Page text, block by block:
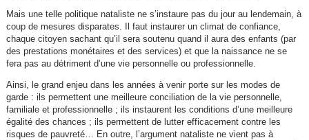
Mais une telle politique nataliste ne s’instaure pas du jour au lendemain, à
coup de mesures disparates. Il faut instaurer un climat de confiance,
chaque citoyen sachant qu’il sera soutenu quand il aura des enfants (par
des prestations monétaires et des services) et que la naissance ne se
fera pas au détriment d’une vie personnelle ou professionnelle.
Ainsi, le grand enjeu dans les années à venir porte sur les modes de
garde : ils permettent une meilleure conciliation de la vie personnelle,
familiale et professionnelle ; ils instaurent les conditions d’une meilleure
égalité des chances ; ils permettent de lutter efficacement contre les
risques de pauvreté… En outre, l’argument nataliste ne vient pas à